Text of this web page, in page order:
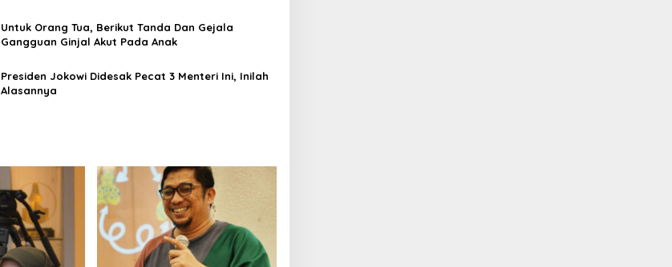
Untuk Orang Tua, Berikut Tanda Dan Gejala
Gangguan Ginjal Akut Pada Anak
Presiden Jokowi Didesak Pecat 3 Menteri Ini, Inilah
Alasannya